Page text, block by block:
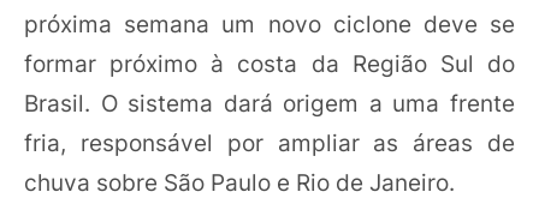
próxima semana um novo ciclone deve se
formar próximo à costa da Região Sul do
Brasil. O sistema dará origem a uma frente
fria, responsável por ampliar as áreas de
chuva sobre São Paulo e Rio de Janeiro.